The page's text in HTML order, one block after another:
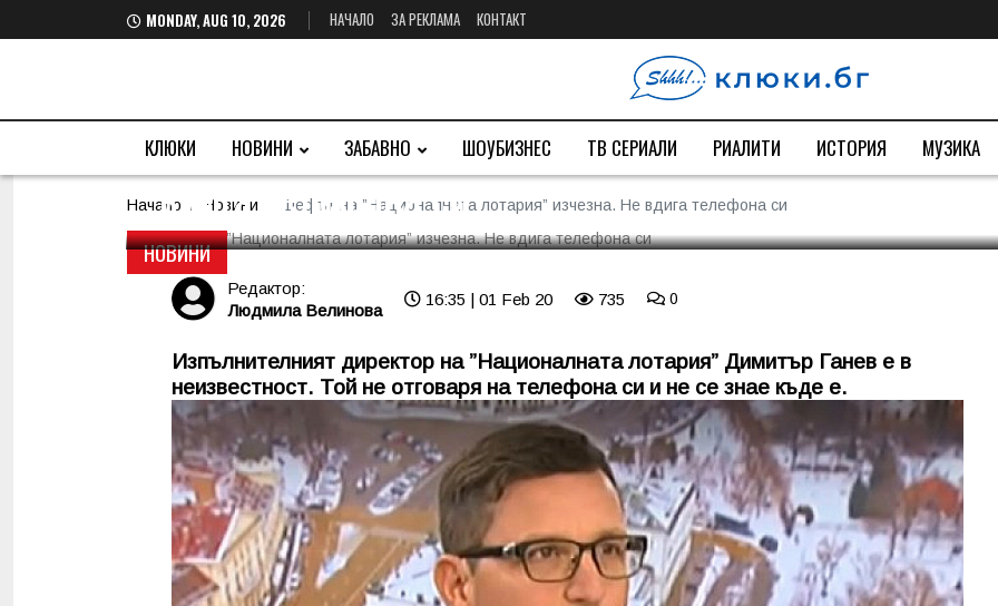
MONDAY, AUG 10, 2026 НАЧАЛО ЗА РЕКЛАМА КОНТАКТ
КЛЮКИ НОВИНИ ЗАБАВНО ШОУБИЗНЕС ТВ СЕРИАЛИ РИАЛИТИ ИСТОРИЯ МУЗИКА
Начало Новини Шефът на ”Националната лотария” изчезна. Не вдига телефона си
НОВИНИ
Шефът на ”Националната лотария” изчезна. Не
вдига телефона си
Редактор:
Людмила Велинова
16:35 | 01 Feb 20 735 0
Изпълнителният директор на ”Националната лотария” Димитър Ганев е в
неизвестност. Той не отговаря на телефона си и не се знае къде е.